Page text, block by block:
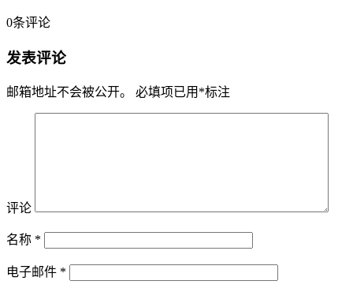
0条评论
发表评论
邮箱地址不会被公开。 必填项已用 *标注
评论
名称 *
电子邮件 *